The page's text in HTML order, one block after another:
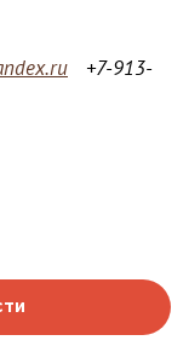
+7-913-